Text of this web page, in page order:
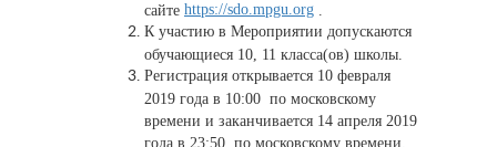
сайте https://sdo.mpgu.org
К участию в Мероприятии допускаются
обучающиеся 10, 11 класса(ов) школы.
Регистрация открывается 10 февраля
2019 года в 10:00 по московскому
времени и заканчивается 14 апреля 2019
года в 23:50 по московскому времени.